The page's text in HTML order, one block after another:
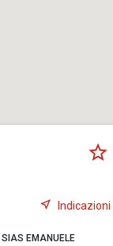
Indicazioni
SIAS EMANUELE